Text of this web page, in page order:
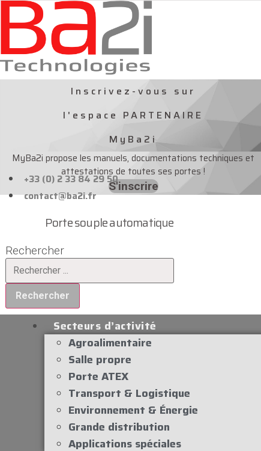
Aller
au
contenu
Inscrivez-vous sur
l'espace PARTENAIRE
MyBa2i
MyBa2i propose les manuels, documentations techniques et
attestations de toutes ses portes !
S'inscrire
+33 (0) 2 33 84 29 50
contact@ba2i.fr
Porte souple automatique
Rechercher
Rechercher
Secteurs d’activité
Agroalimentaire
Salle propre
Porte ATEX
Transport & Logistique
Environnement & Énergie
Grande distribution
Applications spéciales